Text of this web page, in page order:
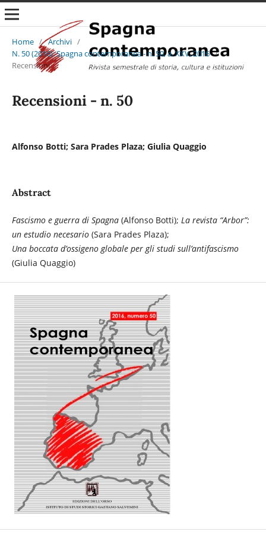
Home / Archivi /
N. 50 (2016): Spagna contemporanea - n. 50, a. XXV, 2016 /
Recensioni
Recensioni - n. 50
Alfonso Botti; Sara Prades Plaza; Giulia Quaggio
Abstract
Fascismo e guerra di Spagna (Alfonso Botti); La revista “Arbor”:
un estudio necesario (Sara Prades Plaza);
Una boccata d’ossigeno globale per gli studi sull’antifascismo
(Giulia Quaggio)